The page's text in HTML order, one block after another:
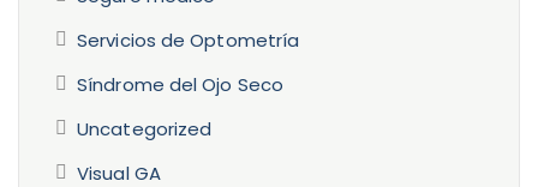
Servicios de Optometría
Síndrome del Ojo Seco
Uncategorized
Visual GA